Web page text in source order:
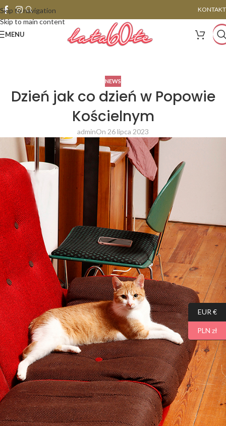
Skip to navigation
Skip to main content
KONTAKT
MENU
NEWS
Dzień jak co dzień w Popowie
Kościelnym
adminOn 26 lipca 2023
EUR €
PLN zł